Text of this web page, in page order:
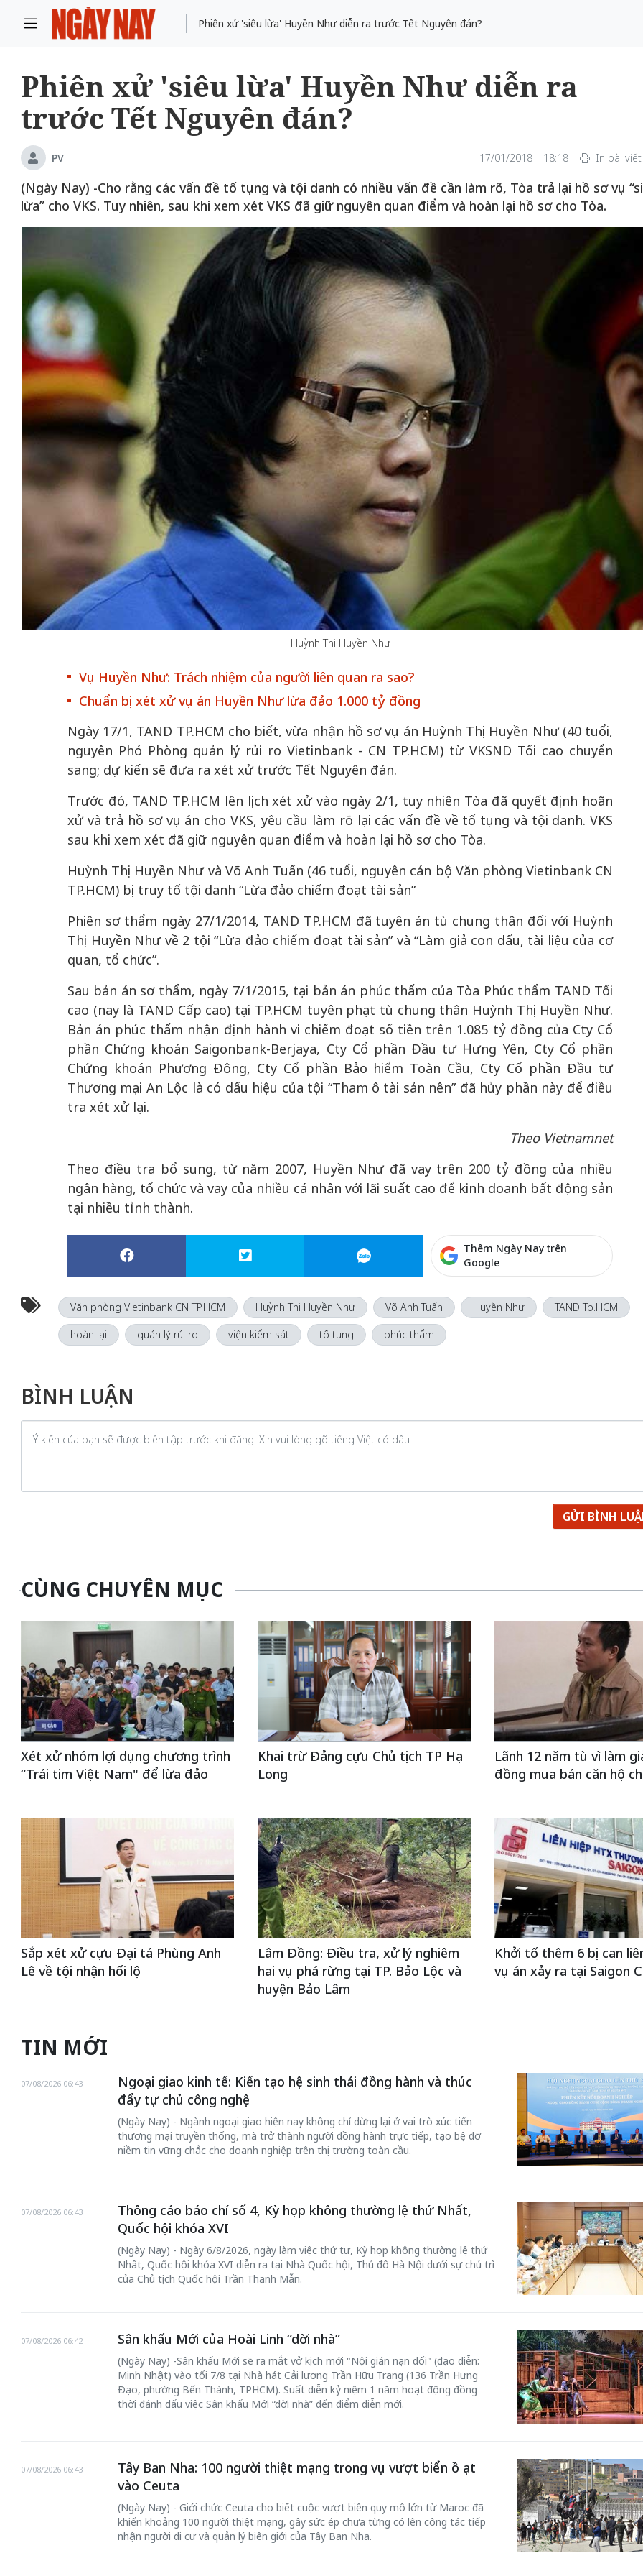
Phiên xử 'siêu lừa' Huyền Như diễn ra trước Tết Nguyên đán?
Phiên xử 'siêu lừa' Huyền Như diễn ra
trước Tết Nguyên đán?
PV 17/01/2018 | 18:18 In bài viết
(Ngày Nay) -Cho rằng các vấn đề tố tụng và tội danh có nhiều vấn đề cần làm rõ, Tòa trả lại hồ sơ vụ
lừa” cho VKS. Tuy nhiên, sau khi xem xét VKS đã giữ nguyên quan điểm và hoàn lại hồ sơ cho Tòa.
Huỳnh Thị Huyền Như
Vụ Huyền Như: Trách nhiệm của người liên quan ra sao?
Chuẩn bị xét xử vụ án Huyền Như lừa đảo 1.000 tỷ đồng
Ngày 17/1, TAND TP.HCM cho biết, vừa nhận hồ sơ vụ án Huỳnh Thị Huyền Như (40 tuổi,
nguyên Phó Phòng quản lý rủi ro Vietinbank - CN TP.HCM) từ VKSND Tối cao chuyển
sang; dự kiến sẽ đưa ra xét xử trước Tết Nguyên đán.
Trước đó, TAND TP.HCM lên lịch xét xử vào ngày 2/1, tuy nhiên Tòa đã quyết định hoãn
xử và trả hồ sơ vụ án cho VKS, yêu cầu làm rõ lại các vấn đề về tố tụng và tội danh. VKS
sau khi xem xét đã giữ nguyên quan điểm và hoàn lại hồ sơ cho Tòa.
Huỳnh Thị Huyền Như và Võ Anh Tuấn (46 tuổi, nguyên cán bộ Văn phòng Vietinbank CN
TP.HCM) bị truy tố tội danh “Lừa đảo chiếm đoạt tài sản”
Phiên sơ thẩm ngày 27/1/2014, TAND TP.HCM đã tuyên án tù chung thân đối với Huỳnh
Thị Huyền Như về 2 tội “Lừa đảo chiếm đoạt tài sản” và “Làm giả con dấu, tài liệu của cơ
quan, tổ chức”.
Sau bản án sơ thẩm, ngày 7/1/2015, tại bản án phúc thẩm của Tòa Phúc thẩm TAND Tối
cao (nay là TAND Cấp cao) tại TP.HCM tuyên phạt tù chung thân Huỳnh Thị Huyền Như.
Bản án phúc thẩm nhận định hành vi chiếm đoạt số tiền trên 1.085 tỷ đồng của Cty Cổ
phần Chứng khoán Saigonbank-Berjaya, Cty Cổ phần Đầu tư Hưng Yên, Cty Cổ phần
Chứng khoán Phương Đông, Cty Cổ phần Bảo hiểm Toàn Cầu, Cty Cổ phần Đầu tư
Thương mại An Lộc là có dấu hiệu của tội “Tham ô tài sản nên” đã hủy phần này để điều
tra xét xử lại.
Theo Vietnamnet
Theo điều tra bổ sung, từ năm 2007, Huyền Như đã vay trên 200 tỷ đồng của nhiều
ngân hàng, tổ chức và vay của nhiều cá nhân với lãi suất cao để kinh doanh bất động sản
tại nhiều tỉnh thành.
Thêm Ngày Nay trên
Google
Văn phòng Vietinbank CN TP.HCM Huỳnh Thị Huyền Như Võ Anh Tuấn Huyền Như
TAND Tp.HCM
hoàn lại
quản lý rủi ro viện kiểm sát tố tụng phúc thẩm
BÌNH LUẬN
GỬI BÌNH
gian
Khách đến chơi nhà
Bắc Biên - Giữ một ngôi
làng ven sông Hồng của Hà
Hà Nội vững bước vào
không gian phát triển
lăng kính số hóa
nhập UNESCO: Khơi
nguồn nội lực văn hóa,
định hình vị thế kiến
tạo | Kỳ 4: Sáng kiến
làm nên diện mạo mới
nhập UNESCO: Khơi
nguồn nội lực văn hóa,
định hình vị thế kiến
quốc tế bằng bản lĩnh
Việt Nam
nguồn nội lực văn
định hình vị thế
hòa bình thể hiện
quyết định lịch
CÙNG CHUYÊN MỤC
Xét xử nhóm lợi dụng chương trình
“Trái tim Việt Nam" để lừa đảo
Khai trừ Đảng cựu Chủ tịch TP Hạ
Long
Lãnh 12 năm tù vì làm
đồng mua bán căn hộ
Sắp xét xử cựu Đại tá Phùng Anh
Lê về tội nhận hối lộ
Lâm Đồng: Điều tra, xử lý nghiêm
hai vụ phá rừng tại TP. Bảo Lộc và
huyện Bảo Lâm
Khởi tố thêm 6 bị can
vụ án xảy ra tại Saigon
TIN MỚI
Ngoại giao kinh tế: Kiến tạo hệ sinh thái đồng hành và thúc
đẩy tự chủ công nghệ
07/08/2026 06:43
(Ngày Nay) - Ngành ngoại giao hiện nay không chỉ dừng lại ở vai trò xúc tiến
thương mại truyền thống, mà trở thành người đồng hành trực tiếp, tạo bệ đỡ
niềm tin vững chắc cho doanh nghiệp trên thị trường toàn cầu.
Thông cáo báo chí số 4, Kỳ họp không thường lệ thứ Nhất,
Quốc hội khóa XVI
07/08/2026 06:43
(Ngày Nay) - Ngày 6/8/2026, ngày làm việc thứ tư, Kỳ họp không thường lệ thứ
Nhất, Quốc hội khóa XVI diễn ra tại Nhà Quốc hội, Thủ đô Hà Nội dưới sự chủ trì
của Chủ tịch Quốc hội Trần Thanh Mẫn.
Sân khấu Mới của Hoài Linh “dời nhà”
07/08/2026 06:42
(Ngày Nay) -Sân khấu Mới sẽ ra mắt vở kịch mới "Nội gián nạn dối" (đạo diễn:
Minh Nhật) vào tối 7/8 tại Nhà hát Cải lương Trần Hữu Trang (136 Trần Hưng
Đạo, phường Bến Thành, TPHCM). Suất diễn kỷ niệm 1 năm hoạt động đồng
thời đánh dấu việc Sân khấu Mới “dời nhà” đến điểm diễn mới.
Tây Ban Nha: 100 người thiệt mạng trong vụ vượt biển ồ ạt
vào Ceuta
07/08/2026 06:43
(Ngày Nay) - Giới chức Ceuta cho biết cuộc vượt biên quy mô lớn từ Maroc đã
khiến khoảng 100 người thiệt mạng, gây sức ép chưa từng có lên công tác tiếp
nhận người di cư và quản lý biên giới của Tây Ban Nha.